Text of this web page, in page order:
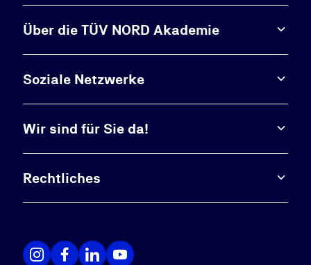
Über die TÜV NORD Akademie
Soziale Netzwerke
Wir sind für Sie da!
Rechtliches